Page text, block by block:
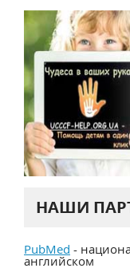
НАШИ
PubMed -
английском